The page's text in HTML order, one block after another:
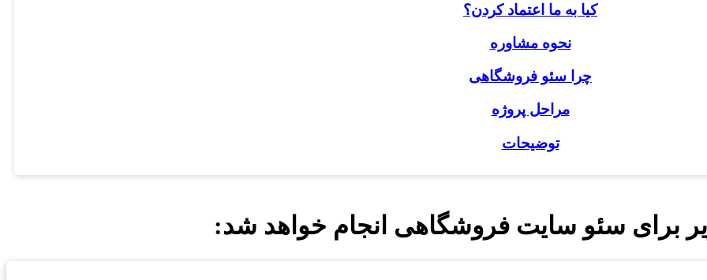
کیا به ما اعتماد کردن؟
نحوه مشاوره
چرا سئو فروشگاهی
مراحل پروژه
توضیحات
برای سئو سایت فروشگاهی انجام خواهد شد: